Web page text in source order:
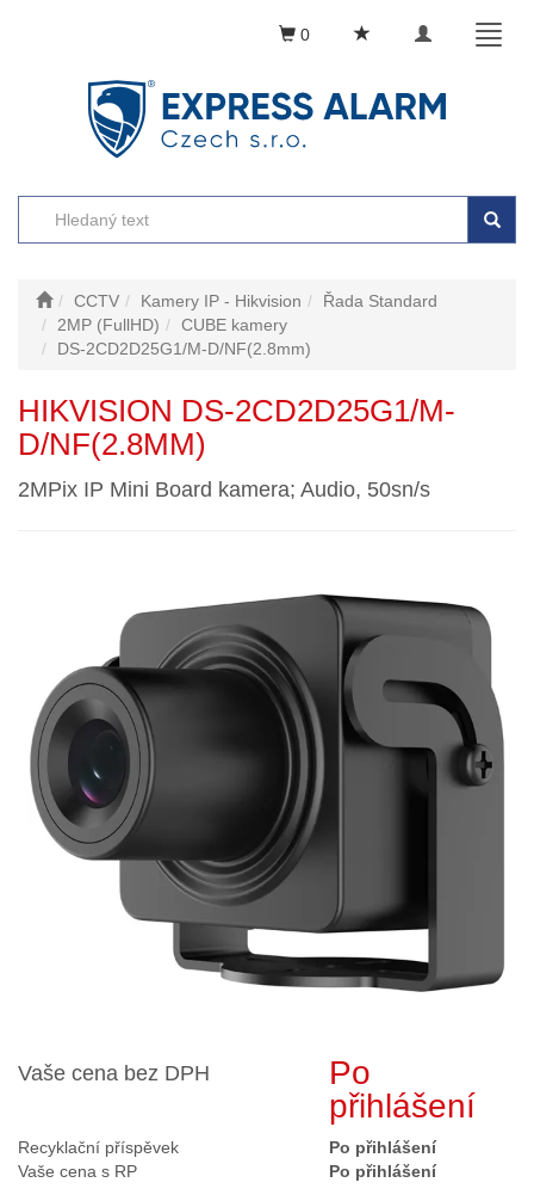
Toggle
0
CCTV Kamery IP - Hikvision
Řada Standard
2MP (FullHD)
CUBE kamery
DS-2CD2D25G1/M-D/NF(2.8mm)
HIKVISION DS-2CD2D25G1/M-
D/NF(2.8MM)
2MPix IP Mini Board kamera; Audio, 50sn/s
Vaše cena bez DPH
Po
přihlášení
Recyklační příspěvek
Po přihlášení
Vaše cena s RP
Po přihlášení